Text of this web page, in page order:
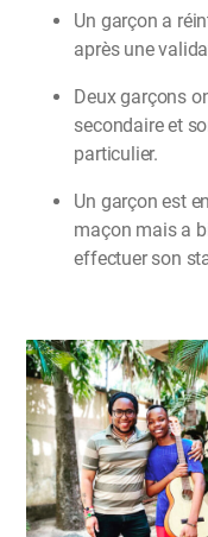
Un garçon a
après une
Deux garçons
secondaire et
particulier.
Un garçon est
maçon mais a
effectuer son